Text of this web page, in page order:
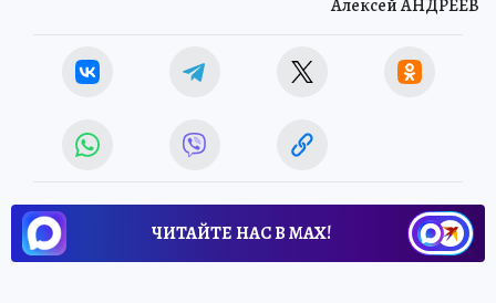
Алексей АНДРЕЕВ
ЧИТАЙТЕ НАС В МАХ!